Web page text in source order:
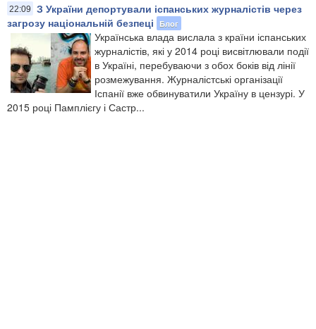
22:09
З України депортували іспанських журналістів через
загрозу національній безпеці
Блог
Українська влада вислала з країни іспанських
журналістів, які у 2014 році висвітлювали події
в Україні, перебуваючи з обох боків від лінії
розмежування. Журналістські організації
Іспанії вже обвинуватили Україну в цензурі. У
2015 році Памплієгу і Састр...